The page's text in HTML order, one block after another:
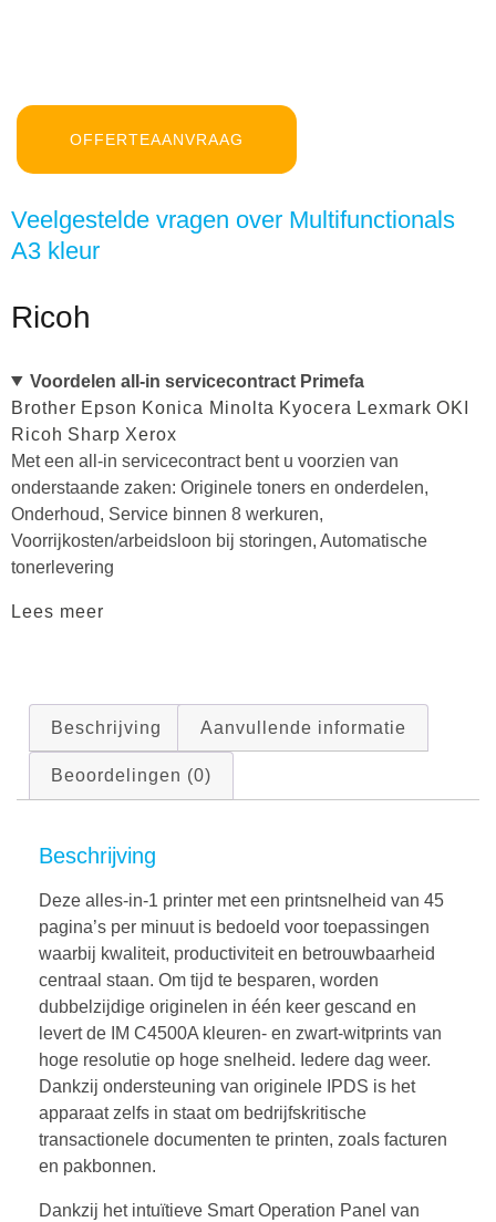
OFFERTEAANVRAAG
Veelgestelde vragen over Multifunctionals
A3 kleur
Ricoh
Voordelen all-in servicecontract Primefa
Brother Epson Konica Minolta Kyocera Lexmark OKI
Ricoh Sharp Xerox
Met een all-in servicecontract bent u voorzien van
onderstaande zaken: Originele toners en onderdelen,
Onderhoud, Service binnen 8 werkuren,
Voorrijkosten/arbeidsloon bij storingen, Automatische
tonerlevering
Lees meer
Beschrijving Aanvullende informatie
Beoordelingen (0)
Beschrijving
Deze alles-in-1 printer met een printsnelheid van 45
pagina’s per minuut is bedoeld voor toepassingen
waarbij kwaliteit, productiviteit en betrouwbaarheid
centraal staan. Om tijd te besparen, worden
dubbelzijdige originelen in één keer gescand en
levert de IM C4500A kleuren- en zwart-witprints van
hoge resolutie op hoge snelheid. Iedere dag weer.
Dankzij ondersteuning van originele IPDS is het
apparaat zelfs in staat om bedrijfskritische
transactionele documenten te printen, zoals facturen
en pakbonnen.
Dankzij het intuïtieve Smart Operation Panel van